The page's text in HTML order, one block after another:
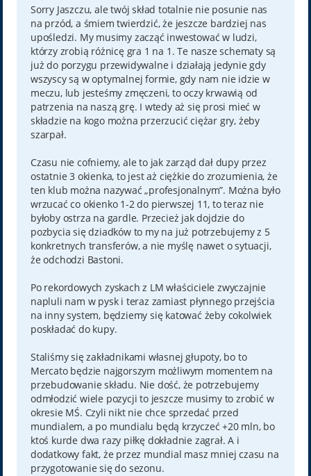
t
Sorry Jaszczu, ale twój skład totalnie nie posunie nas
na przód, a śmiem twierdzić, że jeszcze bardziej nas
upośledzi. My musimy zacząć inwestować w ludzi,
którzy zrobią różnicę gra 1 na 1. Te nasze schematy są
już do porzygu przewidywalne i działają jedynie gdy
wszyscy są w optymalnej formie, gdy nam nie idzie w
meczu, lub jesteśmy zmęczeni, to oczy krwawią od
patrzenia na naszą grę. I wtedy aż się prosi mieć w
składzie na kogo można przerzucić ciężar gry, żeby
szarpał.
Czasu nie cofniemy, ale to jak zarząd dał dupy przez
ostatnie 3 okienka, to jest aż ciężkie do zrozumienia, że
ten klub można nazywać „profesjonalnym”. Można było
wrzucać co okienko 1-2 do pierwszej 11, to teraz nie
byłoby ostrza na gardle. Przecież jak dojdzie do
pozbycia się dziadków to my na już potrzebujemy z 5
konkretnych transferów, a nie myślę nawet o sytuacji,
że odchodzi Bastoni.
Po rekordowych zyskach z LM właściciele zwyczajnie
napluli nam w pysk i teraz zamiast płynnego przejścia
na inny system, będziemy się katować żeby cokolwiek
poskładać do kupy.
Staliśmy się zakładnikami własnej głupoty, bo to
Mercato będzie najgorszym możliwym momentem na
przebudowanie składu. Nie dość, że potrzebujemy
odmłodzić wiele pozycji to jeszcze musimy to zrobić w
okresie MŚ. Czyli nikt nie chce sprzedać przed
mundialem, a po mundialu będą krzyczeć +20 mln, bo
ktoś kurde dwa razy piłkę dokładnie zagrał. A i
dodatkowy fakt, że przez mundial masz mniej czasu na
przygotowanie się do sezonu.